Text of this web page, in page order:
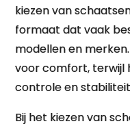
kiezen van
formaat dat vaak
modellen en
voor comfort, terwijl
controle en
Bij het kiezen van